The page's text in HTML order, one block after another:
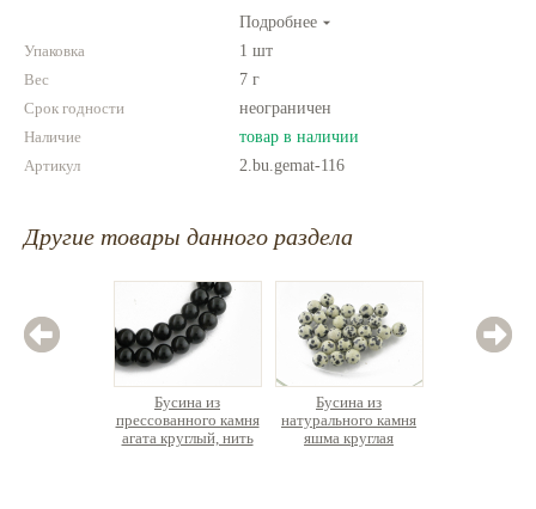
Комбинируйте различные цвета и
размеры. Фантазируйте!
Подробнее
Упаковка
1 шт
Вес
7 г
Срок годности
неограничен
Наличие
товар в наличии
Артикул
2.bu.gemat-116
Другие товары данного раздела
Бусина из
прессованного камня
агата круглый, нить
Бусина из
натурального камня
яшма круглая